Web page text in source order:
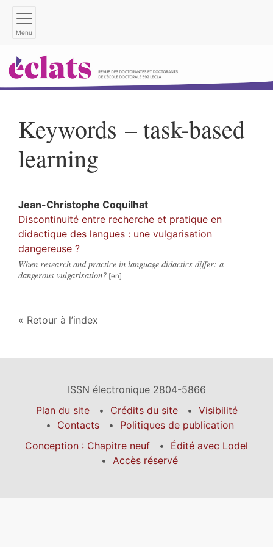
Menu
Keywords – task-based
learning
Jean-Christophe Coquilhat
Discontinuité entre recherche et pratique en
didactique des langues : une vulgarisation
dangereuse ?
When research and practice in language didactics differ: a
dangerous vulgarisation?
Retour à l’index
ISSN électronique 2804-5866
Plan du site
Crédits du site
Visibilité
Contacts
Politiques de publication
Conception : Chapitre neuf
Édité avec Lodel
Accès réservé